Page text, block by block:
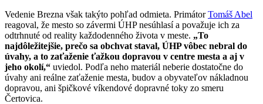
Vedenie Brezna však takýto pohľad odmieta. PrimátorTomáš Abel
reagoval, že mesto so závermi ÚHP nesúhlasí a považuje ich za
odtrhnuté od reality každodenného života v meste. „To
najdôležitejšie, prečo sa obchvat staval, ÚHP vôbec nebral do
úvahy, a to zaťaženie ťažkou dopravou v centre mesta a aj v
jeho okolí,“ uviedol. Podľa neho materiál neberie dostatočne do
úvahy ani reálne zaťaženie mesta, budov a obyvateľov nákladnou
dopravou, ani špičkové víkendové dopravné toky zo smeru
Čertovica.